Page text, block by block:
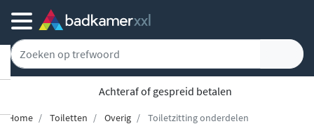
Achteraf of gespreid betalen
Home Toiletten Overig Toiletzitting onderdelen